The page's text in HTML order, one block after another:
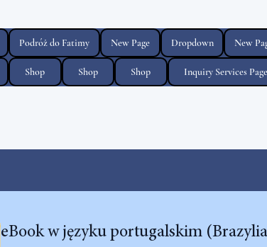
Podróż do Fatimy New Page Dropdown New
Shop Shop Shop Inquiry Services Page
eBook w języku portugalskim